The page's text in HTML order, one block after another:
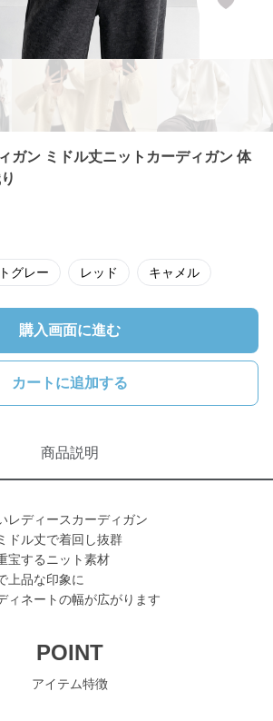
ガン ミドル丈ニットカーディガン 体
グレー レッド キャメル
購入画面に進む
カートに追加する
商品説明
レディースカーディガン
ドル丈で着回し抜群
宝するニット素材
上品な印象に
ィネートの幅が広がります
POINT
アイテム特徴